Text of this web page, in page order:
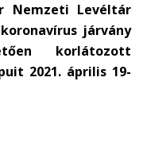
Nemzeti Levéltár
járvány
korlátozott
2021. április 19-